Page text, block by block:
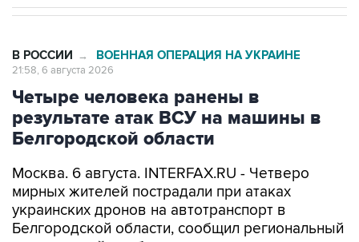
Четыре человека ранены в
результате атак ВСУ на машины в
Белгородской области
Москва. 6 августа. INTERFAX.RU - Четверо
украинских дронов на автотранспорт в
Белгородской области, сообщил региональный
оперативный штаб в четверг.